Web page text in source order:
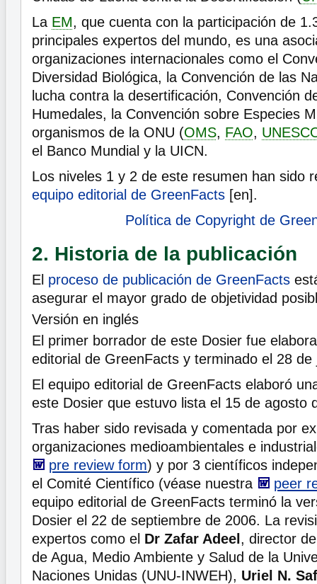
La EM, que cuenta con la participación de
principales expertos del mundo, es una
organizaciones internacionales como el
Diversidad Biológica, la Convención de las
lucha contra la desertificación, Convención
Humedales, la Convención sobre Especies
organismos de la ONU (OMS, FAO,
el Banco Mundial y la UICN.
Los niveles 1 y 2 de este resumen han sido
equipo editorial de GreenFacts [en].
Política de Copyright de
2. Historia de la publicación
El proceso de publicación de GreenFacts
asegurar el mayor grado de objetividad
Versión en inglés
El primer borrador de este Dosier fue
editorial de GreenFacts y terminado el 28 de
El equipo editorial de GreenFacts elaboró
este Dosier que estuvo lista el 15 de agosto
Tras haber sido revisada y comentada por
organizaciones medioambientales e
pre review form) y por 3 científicos
el Comité Científico (véase nuestra
peer
equipo editorial de GreenFacts terminó la
Dosier el 22 de septiembre de 2006. La
expertos como el Dr Zafar Adeel , director
de Agua, Medio Ambiente y Salud de la
Naciones Unidas (UNU-INWEH), Uriel N.